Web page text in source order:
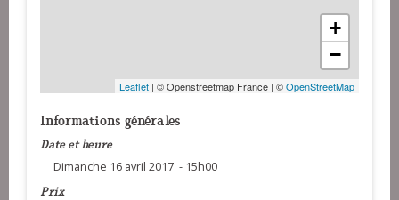
+
−
Leaflet | © Openstreetmap France | ©OpenStreetMap
Informations générales
Date et heure
Dimanche 16 avril 2017 - 15h00
Prix